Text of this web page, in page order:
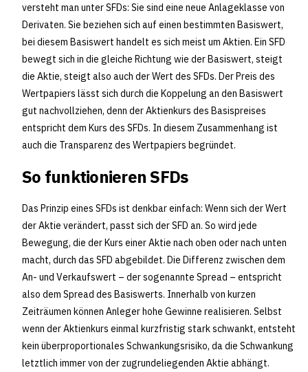
versteht man unter SFDs: Sie sind eine neue Anlageklasse von
Derivaten. Sie beziehen sich auf einen bestimmten Basiswert,
bei diesem Basiswert handelt es sich meist um Aktien. Ein SFD
bewegt sich in die gleiche Richtung wie der Basiswert, steigt
die Aktie, steigt also auch der Wert des SFDs. Der Preis des
Wertpapiers lässt sich durch die Koppelung an den Basiswert
gut nachvollziehen, denn der Aktienkurs des Basispreises
entspricht dem Kurs des SFDs. In diesem Zusammenhang ist
auch die Transparenz des Wertpapiers begründet.
So funktionieren SFDs
Das Prinzip eines SFDs ist denkbar einfach: Wenn sich der Wert
der Aktie verändert, passt sich der SFD an. So wird jede
Bewegung, die der Kurs einer Aktie nach oben oder nach unten
macht, durch das SFD abgebildet. Die Differenz zwischen dem
An- und Verkaufswert – der sogenannte Spread – entspricht
also dem Spread des Basiswerts. Innerhalb von kurzen
Zeiträumen können Anleger hohe Gewinne realisieren. Selbst
wenn der Aktienkurs einmal kurzfristig stark schwankt, entsteht
kein überproportionales Schwankungsrisiko, da die Schwankung
letztlich immer von der zugrundeliegenden Aktie abhängt.